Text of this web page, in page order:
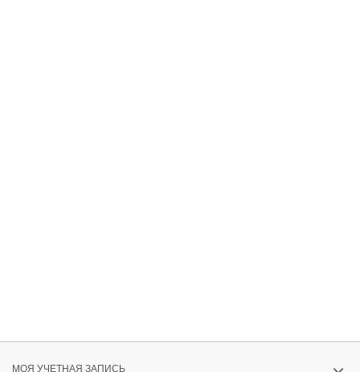
МОЯ УЧЕТНАЯ ЗАПИСЬ